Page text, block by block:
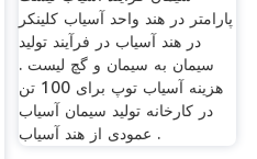
پارامتر در هند واحد آسیاب کلینکر
در هند آسیاب در فرآیند تولید
سیمان به سیمان و گچ لیست .
هزینه آسیاب توپ برای 100 تن
در کارخانه تولید سیمان آسیاب
عمودی از هند آسیاب .